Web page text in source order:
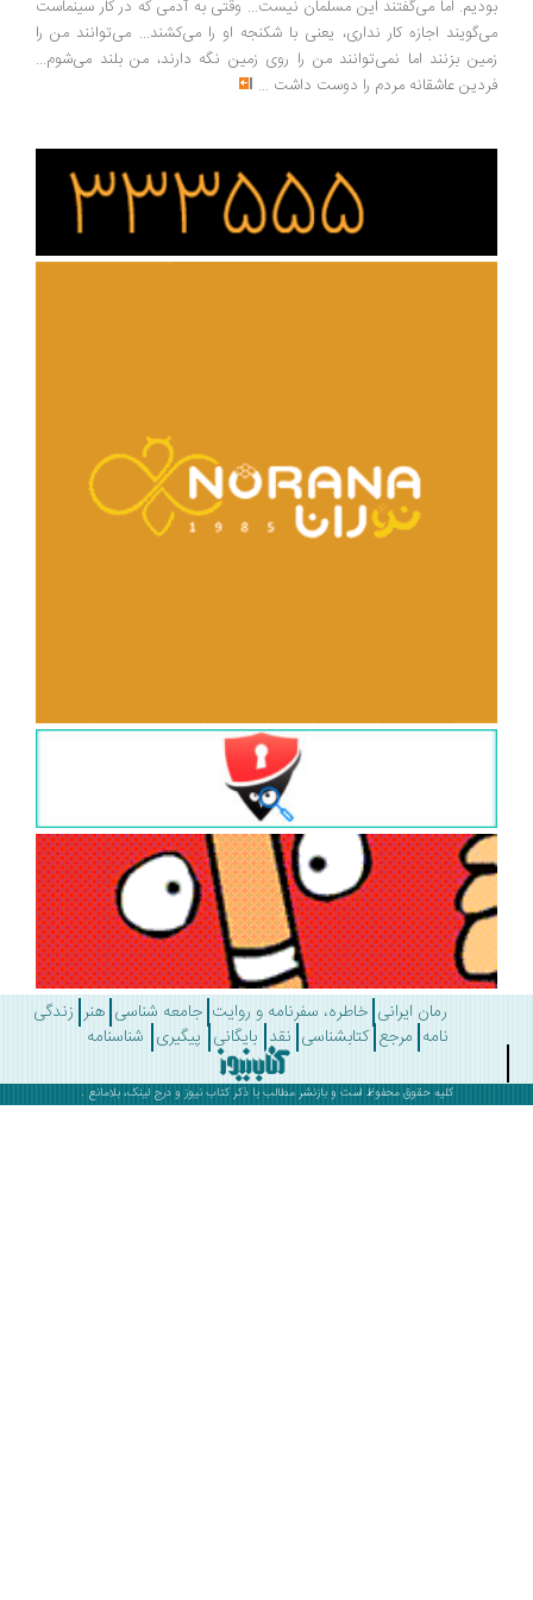
اما می‌گفتند این مسلمان نیست... وقتی به آدمی که در کار سینماست
اجازه کار نداری، یعنی با شکنجه او را می‌کشند... می‌توانند من را
بزنند اما نمی‌توانند من را روی زمین نگه دارند، من بلند می‌شوم...
عاشقانه مردم را دوست داشت ...
رمان ایرانی خاطره، سفرنامه و روایت جامعه شناسی هنر زندگی
مرجع کتابشناسی نقد بایگانی پیگیری شناسنامه
کلیه حقوق محفوظ است و بازنشر مطالب با ذکرکتاب نیوز و درج لینک، بلامانع .